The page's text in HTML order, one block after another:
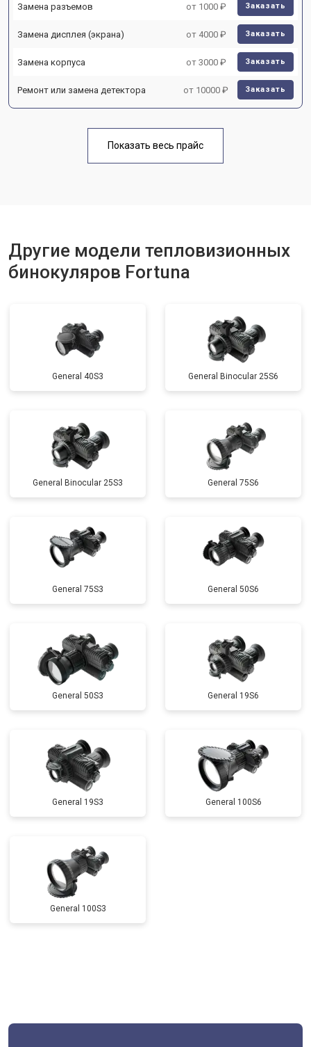
Замена разъемов от 1000 ₽ Заказать
Замена дисплея (экрана) от 4000 ₽ Заказать
Замена корпуса от 3000 ₽ Заказать
Ремонт или замена детектора от 10000 ₽ Заказать
Показать весь прайс
Другие модели тепловизионных
бинокуляров Fortuna
General 40S3 General Binocular 25S6
General Binocular 25S3 General 75S6
General 75S3 General 50S6
General 50S3 General 19S6
General 19S3 General 100S6
General 100S3